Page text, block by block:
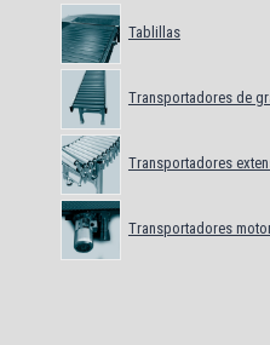
Tablillas
Transportadores de
Transportadores
Transportadores